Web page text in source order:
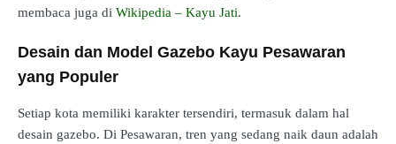
membaca juga di Wikipedia – Kayu Jati.
Desain dan Model Gazebo Kayu Pesawaran
yang Populer
Setiap kota memiliki karakter tersendiri, termasuk dalam hal
desain gazebo. Di Pesawaran, tren yang sedang naik daun adalah